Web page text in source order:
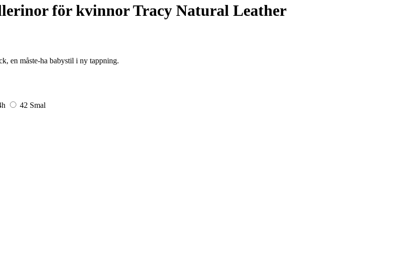
för kvinnor Tracy Natural Leather
en måste-ha babystil i ny tappning.
42 Smal